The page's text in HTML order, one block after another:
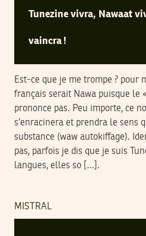
Tunezine vivra, Nawaat
vaincra !
Est-ce que je me trompe ? pour
français serait Nawa puisque le
prononce pas. Peu importe, ce
s’enracinera et prendra le sens
substance (waw autokiffage).
pas, parfois je dis que je suis
langues, elles so […].
MISTRAL